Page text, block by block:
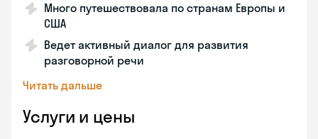
Много путешествовала по странам Европы и
США
Ведет активный диалог для развития
разговорной речи
Читать дальше
Услуги и цены